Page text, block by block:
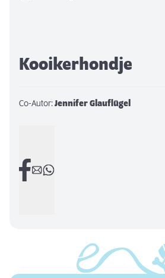
Kooikerhondje
Co-Autor:Jennifer Glauflügel